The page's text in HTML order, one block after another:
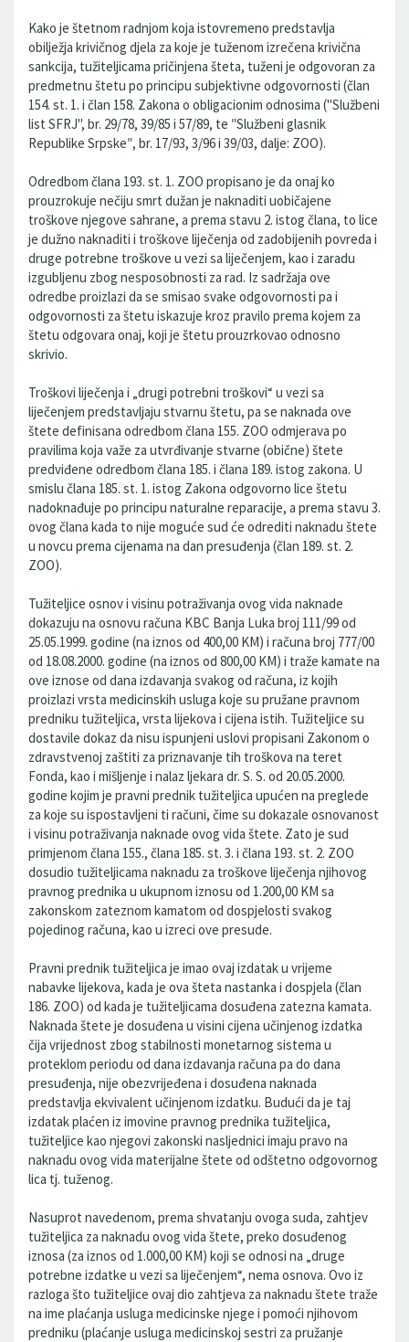
Kako je štetnom radnjom koja istovremeno predstavlja
obilježja krivičnog djela za koje je tuženom izrečena krivična
sankcija, tužiteljicama pričinjena šteta, tuženi je odgovoran za
predmetnu štetu po principu subjektivne odgovornosti (član
154. st. 1. i član 158. Zakona o obligacionim odnosima ("Službeni
list SFRJ", br. 29/78, 39/85 i 57/89, te ″Službeni glasnik
Republike Srpske″, br. 17/93, 3/96 i 39/03, dalje: ZOO).
Odredbom člana 193. st. 1. ZOO propisano je da onaj ko
prouzrokuje nečiju smrt dužan je naknaditi uobičajene
troškove njegove sahrane, a prema stavu 2. istog člana, to lice
je dužno naknaditi i troškove liječenja od zadobijenih povreda i
druge potrebne troškove u vezi sa liječenjem, kao i zaradu
izgubljenu zbog nesposobnosti za rad. Iz sadržaja ove
odredbe proizlazi da se smisao svake odgovornosti pa i
odgovornosti za štetu iskazuje kroz pravilo prema kojem za
štetu odgovara onaj, koji je štetu prouzrkovao odnosno
skrivio.
Troškovi liječenja i „drugi potrebni troškovi“ u vezi sa
liječenjem predstavljaju stvarnu štetu, pa se naknada ove
štete definisana odredbom člana 155. ZOO odmjerava po
pravilima koja važe za utvrđivanje stvarne (obične) štete
predviđene odredbom člana 185. i člana 189. istog zakona. U
smislu člana 185. st. 1. istog Zakona odgovorno lice štetu
nadoknađuje po principu naturalne reparacije, a prema stavu 3.
ovog člana kada to nije moguće sud će odrediti naknadu štete
u novcu prema cijenama na dan presuđenja (član 189. st. 2.
ZOO).
Tužiteljice osnov i visinu potraživanja ovog vida naknade
dokazuju na osnovu računa KBC Banja Luka broj 111/99 od
25.05.1999. godine (na iznos od 400,00 KM) i računa broj 777/00
od 18.08.2000. godine (na iznos od 800,00 KM) i traže kamate na
ove iznose od dana izdavanja svakog od računa, iz kojih
proizlazi vrsta medicinskih usluga koje su pružane pravnom
predniku tužiteljica, vrsta lijekova i cijena istih. Tužiteljice su
dostavile dokaz da nisu ispunjeni uslovi propisani Zakonom o
zdravstvenoj zaštiti za priznavanje tih troškova na teret
Fonda, kao i mišljenje i nalaz ljekara dr. S. S. od 20.05.2000.
godine kojim je pravni prednik tužiteljica upućen na preglede
za koje su ispostavljeni ti računi, čime su dokazale osnovanost
i visinu potraživanja naknade ovog vida štete. Zato je sud
primjenom člana 155., člana 185. st. 3. i člana 193. st. 2. ZOO
dosudio tužiteljicama naknadu za troškove liječenja njihovog
pravnog prednika u ukupnom iznosu od 1.200,00 KM sa
zakonskom zateznom kamatom od dospjelosti svakog
pojedinog računa, kao u izreci ove presude.
Pravni prednik tužiteljica je imao ovaj izdatak u vrijeme
nabavke lijekova, kada je ova šteta nastanka i dospjela (član
186. ZOO) od kada je tužiteljicama dosuđena zatezna kamata.
Naknada štete je dosuđena u visini cijena učinjenog izdatka
čija vrijednost zbog stabilnosti monetarnog sistema u
proteklom periodu od dana izdavanja računa pa do dana
presuđenja, nije obezvrijeđena i dosuđena naknada
predstavlja ekvivalent učinjenom izdatku. Budući da je taj
izdatak plaćen iz imovine pravnog prednika tužiteljica,
tužiteljice kao njegovi zakonski nasljednici imaju pravo na
naknadu ovog vida materijalne štete od odštetno odgovornog
lica tj. tuženog.
Nasuprot navedenom, prema shvatanju ovoga suda, zahtjev
tužiteljica za naknadu ovog vida štete, preko dosuđenog
iznosa (za iznos od 1.000,00 KM) koji se odnosi na „druge
potrebne izdatke u vezi sa liječenjem“, nema osnova. Ovo iz
razloga što tužiteljice ovaj dio zahtjeva za naknadu štete traže
na ime plaćanja usluga medicinske njege i pomoći njihovom
predniku (plaćanje usluga medicinskoj sestri za pružanje